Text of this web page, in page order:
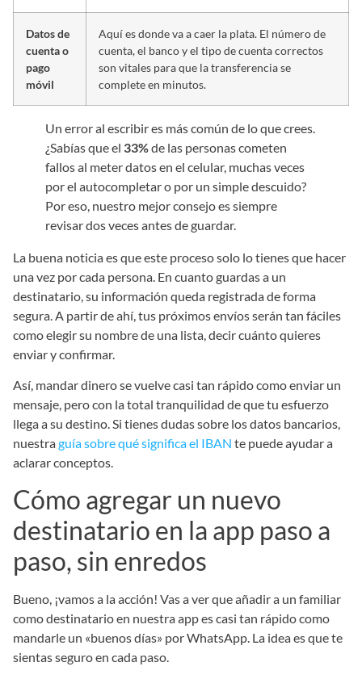
Datos de
cuenta o
pago
móvil
Aquí es donde va a caer la plata. El número de
cuenta, el banco y el tipo de cuenta correctos
son vitales para que la transferencia se
complete en minutos.
Un error al escribir es más común de lo que crees.
¿Sabías que el 33%de las personas cometen
fallos al meter datos en el celular, muchas veces
por el autocompletar o por un simple descuido?
Por eso, nuestro mejor consejo es siempre
revisar dos veces antes de guardar.
La buena noticia es que este proceso solo lo tienes que hacer
una vez por cada persona. En cuanto guardas a un
destinatario, su información queda registrada de forma
segura. A partir de ahí, tus próximos envíos serán tan fáciles
como elegir su nombre de una lista, decir cuánto quieres
enviar y confirmar.
Así, mandar dinero se vuelve casi tan rápido como enviar un
mensaje, pero con la total tranquilidad de que tu esfuerzo
llega a su destino. Si tienes dudas sobre los datos bancarios,
nuestraguía sobre qué significa el IBAN te puede ayudar a
aclarar conceptos.
Cómo agregar un nuevo
destinatario en la app paso a
paso, sin enredos
Bueno, ¡vamos a la acción! Vas a ver que añadir a un familiar
como destinatario en nuestra app es casi tan rápido como
mandarle un «buenos días» por WhatsApp. La idea es que te
sientas seguro en cada paso.